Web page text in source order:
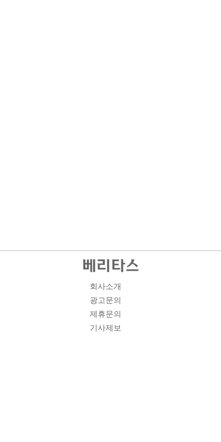
회사소개
광고문의
제휴문의
기사제보